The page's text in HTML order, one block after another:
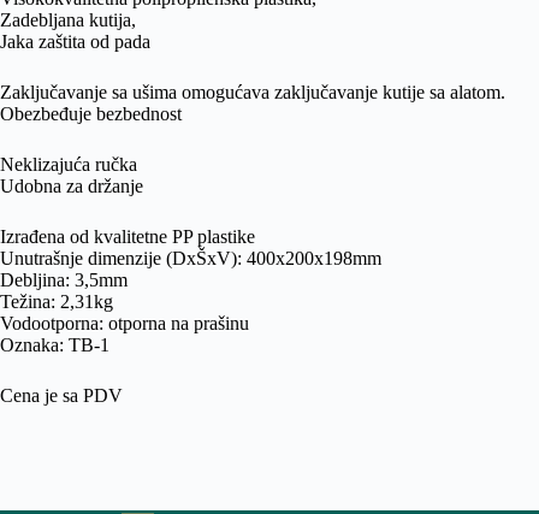
Zadebljana kutija,
Jaka zaštita od pada
Zaključavanje sa ušima omogućava zaključavanje kutije sa alatom.
Obezbeđuje bezbednost
Neklizajuća ručka
Udobna za držanje
Izrađena od kvalitetne PP plastike
Unutrašnje dimenzije (DxŠxV): 400x200x198mm
Debljina: 3,5mm
Težina: 2,31kg
Vodootporna: otporna na prašinu
Oznaka: TB-1
Cena je sa PDV